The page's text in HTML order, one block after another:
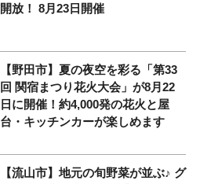
開放！ 8月23日開催
【野田市】夏の夜空を彩る「第33
回 関宿まつり花火大会」が8月22
日に開催！約4,000発の花火と屋
台・キッチンカーが楽しめます
【流山市】地元の旬野菜が並ぶ♪ グ